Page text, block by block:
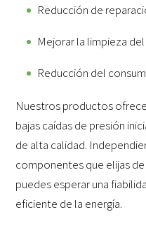
Reducción de
Mejorar la limpieza
Reducción del
Nuestros productos
bajas caídas de presión
de alta calidad.
componentes que elijas
puedes esperar una
eficiente de la energía.